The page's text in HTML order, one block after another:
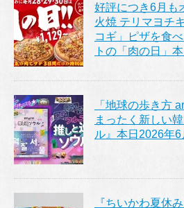
好評につき6月も
火焼 テリマヨチ
コギ」ピザを食
トの「肉の日」
「地球の歩き方
まったく新しい
ル』本日2026年6
『ちいかわ夏休